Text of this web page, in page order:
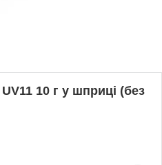
10 г у шприці (без